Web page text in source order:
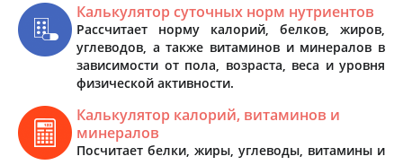
Калькулятор суточных норм нутриентов
Рассчитает норму калорий, белков, жиров,
углеводов, а также витаминов и минералов в
зависимости от пола, возраста, веса и уровня
физической активности.
Калькулятор калорий, витаминов и
минералов
Посчитает белки, жиры, углеводы, витамины и